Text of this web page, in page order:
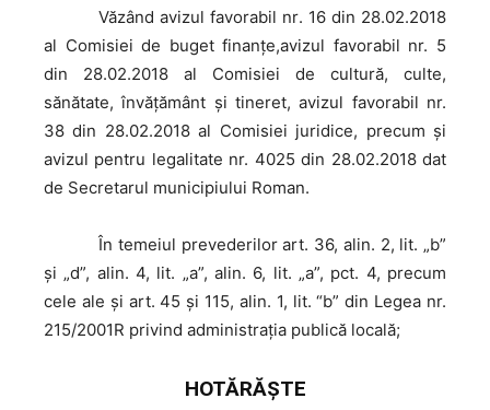
Văzând avizul favorabil nr. 16 din 28.02.2018
al Comisiei de buget finanţe,avizul favorabil nr. 5
din 28.02.2018 al Comisiei de cultură, culte,
sănătate, învăţământ şi tineret, avizul favorabil nr.
38 din 28.02.2018 al Comisiei juridice, precum şi
avizul pentru legalitate nr. 4025 din 28.02.2018 dat
de Secretarul municipiului Roman.
În temeiul prevederilor art. 36, alin. 2, lit. „b”
și „d”, alin. 4, lit. „a”, alin. 6, lit. „a”, pct. 4, precum
cele ale şi art. 45 şi 115, alin. 1, lit. “b” din Legea nr.
215/2001R privind administraţia publică locală;
HOTĂRĂŞTE